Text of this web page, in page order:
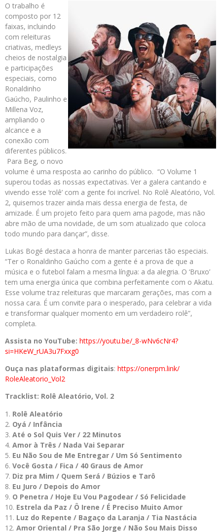
O trabalho é
composto por 12
faixas, incluindo
com releituras
criativas, medleys
cheios de nostalgia
e participações
especiais, como
Ronaldinho
Gaúcho, Paulinho e
Millena Voz,
ampliando o
alcance e a
conexão com
diferentes públicos.
Para Beg, o novo
volume é uma resposta ao carinho do público. “O Volume 1
superou todas as nossas expectativas. Ver a galera cantando e
vivendo esse ‘rolê’ com a gente foi incrível. No Rolê Aleatório, Vol.
2, quisemos trazer ainda mais dessa energia de festa, de
amizade. É um projeto feito para quem ama pagode, mas não
abre mão de uma novidade, de um som atualizado que coloca
todo mundo para dançar”, disse.
Lukas Bogé destaca a honra de manter parcerias tão especiais.
“Ter o Ronaldinho Gaúcho com a gente é a prova de que a
música e o futebol falam a mesma língua: a da alegria. O ‘Bruxo’
tem uma energia única que combina perfeitamente com o Akatu.
Esse volume traz releituras que marcaram gerações, mas com a
nossa cara. É um convite para o inesperado, para celebrar a vida
e transformar qualquer momento em um verdadeiro rolê”,
completa.
Assista no YouTube: https://youtu.be/_8-wNv6cNr4?
si=HKeW_rUA3u7Fxxg0
Ouça nas plataformas digitais: https://onerpm.link/
RoleAleatorio_Vol2
Tracklist: Rolê Aleatório, Vol. 2
Rolê Aleatório
Oyá / Infância
Até o Sol Quis Ver / 22 Minutos
Amor à Três / Nada Vai Separar
Eu Não Sou de Me Entregar / Um Só Sentimento
Você Gosta / Fica / 40 Graus de Amor
Diz pra Mim / Quem Será / Búzios e Tarô
Eu Juro / Depois do Amor
O Penetra / Hoje Eu Vou Pagodear / Só Felicidade
Estrela da Paz / Ô Irene / É Preciso Muito Amor
Luz do Repente / Bagaço da Laranja / Tia Nastácia
Amor Oriental / Pra São Jorge / Não Sou Mais Disso